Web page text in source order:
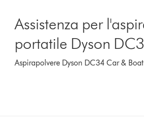
Assistenza per
portatile Dyson
Aspirapolvere Dyson DC34 Car & Boat